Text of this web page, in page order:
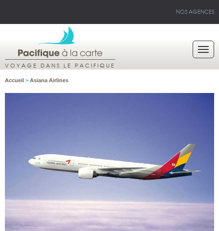
NOS AGENCES
VOYAGE DANS LE PACIFIQUE
Accueil > Asiana Airlines